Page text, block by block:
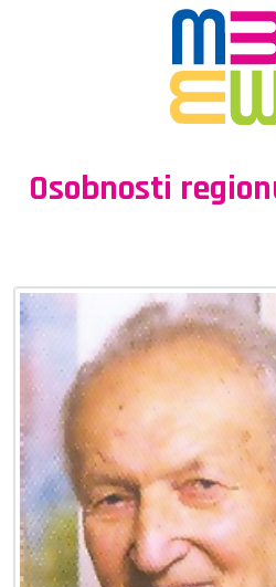
Osobnosti